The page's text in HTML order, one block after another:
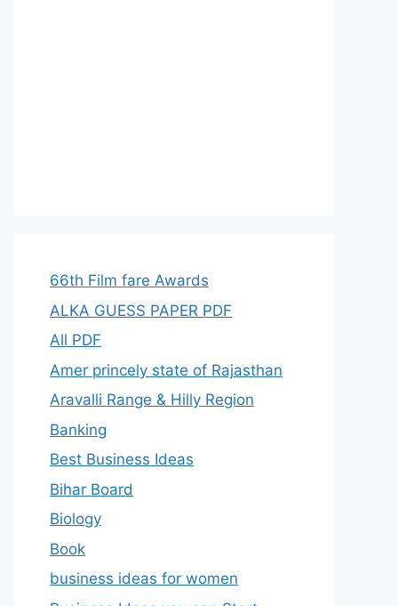
66th Film fare Awards
ALKA GUESS PAPER PDF
All PDF
Amer princely state of Rajasthan
Aravalli Range & Hilly Region
Banking
Best Business Ideas
Bihar Board
Biology
Book
business ideas for women